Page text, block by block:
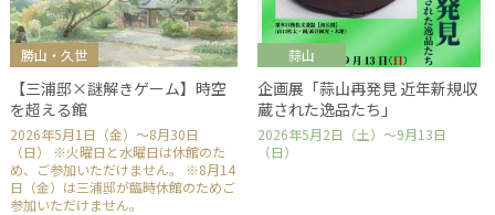
勝山・久世
【三浦邸×謎解きゲーム】時空
を超える館
2026年5月1日（金）～8月30日
（日） ※火曜日と水曜日は休館のた
め、ご参加いただけません。 ※8月14
日（金）は三浦邸が臨時休館のためご
参加いただけません。
蒜山
企画展「蒜山再発見 近年新規収
蔵された逸品たち」
2026年5月2日（土）～9月13日
（日）